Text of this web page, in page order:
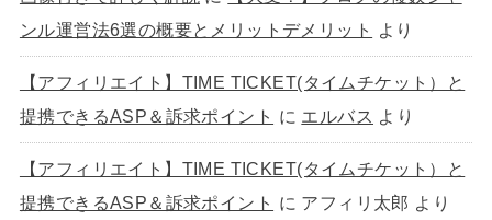
ンル運営法6選の概要とメリットデメリット
より
【アフィリエイト】TIME TICKET(タイムチケット）と
提携できるASP＆訴求ポイント に エルバス より
【アフィリエイト】TIME TICKET(タイムチケット）と
提携できるASP＆訴求ポイント に アフィリ太郎 より